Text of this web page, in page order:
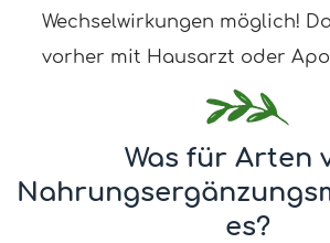
Wechselwirkungen möglich!
vorher mit Hausarzt oder
Was für Arten
es?